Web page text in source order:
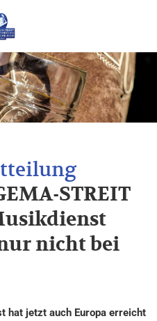
STREIT
nicht bei
hat jetzt auch Europa erreicht